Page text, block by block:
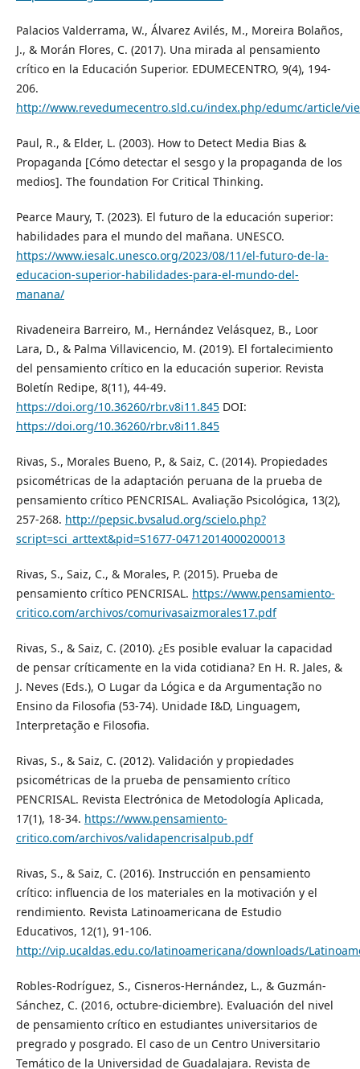
Palacios Valderrama, W., Álvarez Avilés, M., Moreira Bolaños,
J., & Morán Flores, C. (2017). Una mirada al pensamiento
crítico en la Educación Superior. EDUMECENTRO, 9(4), 194-
206.
http://www.revedumecentro.sld.cu/index.php/edumc/article/
Paul, R., & Elder, L. (2003). How to Detect Media Bias &
Propaganda [Cómo detectar el sesgo y la propaganda de los
medios]. The foundation For Critical Thinking.
Pearce Maury, T. (2023). El futuro de la educación superior:
habilidades para el mundo del mañana. UNESCO.
https://www.iesalc.unesco.org/2023/08/11/el-futuro-de-la-
educacion-superior-habilidades-para-el-mundo-del-
manana/
Rivadeneira Barreiro, M., Hernández Velásquez, B., Loor
Lara, D., & Palma Villavicencio, M. (2019). El fortalecimiento
del pensamiento crítico en la educación superior. Revista
Boletín Redipe, 8(11), 44-49.
https://doi.org/10.36260/rbr.v8i11.845DOI:
https://doi.org/10.36260/rbr.v8i11.845
Rivas, S., Morales Bueno, P., & Saiz, C. (2014). Propiedades
psicométricas de la adaptación peruana de la prueba de
pensamiento crítico PENCRISAL. Avaliação Psicológica, 13(2),
257-268. http://pepsic.bvsalud.org/scielo.php?
script=sci_arttext&pid=S1677-04712014000200013
Rivas, S., Saiz, C., & Morales, P. (2015). Prueba de
pensamiento crítico PENCRISAL. https://www.pensamiento-
critico.com/archivos/comurivasaizmorales17.pdf
Rivas, S., & Saiz, C. (2010). ¿Es posible evaluar la capacidad
de pensar críticamente en la vida cotidiana? En H. R. Jales, &
J. Neves (Eds.), O Lugar da Lógica e da Argumentação no
Ensino da Filosofia (53-74). Unidade I&D, Linguagem,
Interpretação e Filosofia.
Rivas, S., & Saiz, C. (2012). Validación y propiedades
psicométricas de la prueba de pensamiento crítico
PENCRISAL. Revista Electrónica de Metodología Aplicada,
17(1), 18-34. https://www.pensamiento-
critico.com/archivos/validapencrisalpub.pdf
Rivas, S., & Saiz, C. (2016). Instrucción en pensamiento
crítico: influencia de los materiales en la motivación y el
rendimiento. Revista Latinoamericana de Estudio
Educativos, 12(1), 91-106.
http://vip.ucaldas.edu.co/latinoamericana/downloads/
Robles-Rodríguez, S., Cisneros-Hernández, L., & Guzmán-
Sánchez, C. (2016, octubre-diciembre). Evaluación del nivel
de pensamiento crítico en estudiantes universitarios de
pregrado y posgrado. El caso de un Centro Universitario
Temático de la Universidad de Guadalajara. Revista de